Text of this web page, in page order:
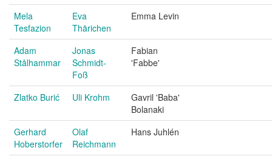
Mela
Tesfazion
Eva
Thärichen
Emma Levin
Adam
Stålhammar
Jonas
Schmidt-
Foß
Fabian
'Fabbe'
Zlatko Burić Uli Krohm
Gavril 'Baba'
Bolanaki
Gerhard
Hoberstorfer
Olaf
Reichmann
Hans Juhlén